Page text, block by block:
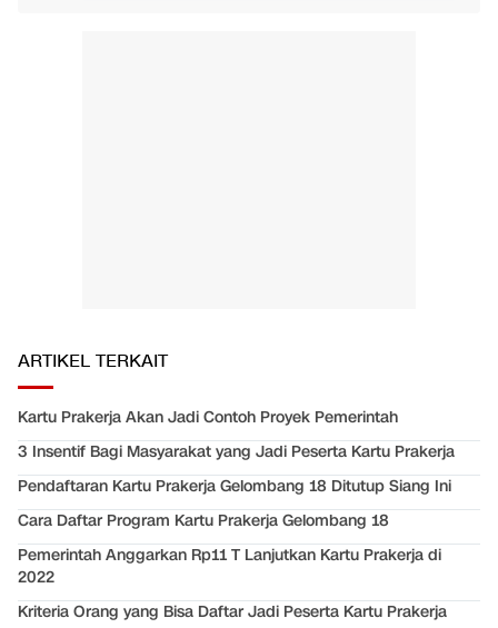
ARTIKEL TERKAIT
Kartu Prakerja Akan Jadi Contoh Proyek Pemerintah
3 Insentif Bagi Masyarakat yang Jadi Peserta Kartu Prakerja
Pendaftaran Kartu Prakerja Gelombang 18 Ditutup Siang Ini
Cara Daftar Program Kartu Prakerja Gelombang 18
Pemerintah Anggarkan Rp11 T Lanjutkan Kartu Prakerja di
2022
Kriteria Orang yang Bisa Daftar Jadi Peserta Kartu Prakerja